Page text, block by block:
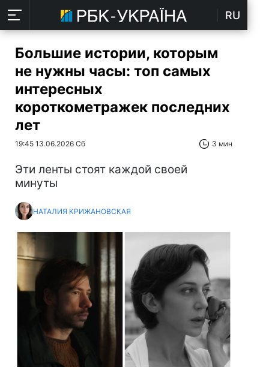
RU
Большие истории, которым
не нужны часы: топ самых
интересных
короткометражек последних
лет
19:45 13.06.2026 Сб 3 мин
Эти ленты стоят каждой своей
минуты
НАТАЛИЯ КРИЖАНОВСКАЯ